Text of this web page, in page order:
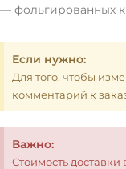
— фольгированных
Если нужно:
Для того, чтобы
комментарий к
Важно:
Стоимость